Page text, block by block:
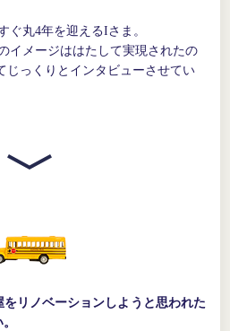
ぐ丸4年を迎えるIさま。
イメージははたして実現されたの
じっくりとインタビューさせてい
リノベーションしようと思われた